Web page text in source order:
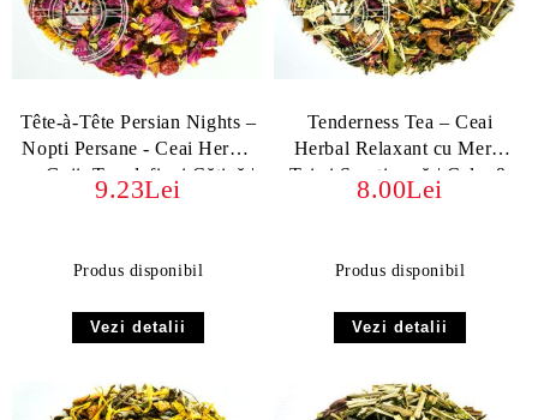
Tête-à-Tête Persian Nights –
Nopti Persane - Ceai Herbal
cu Goji, Trandafir și Cătină |
Relaxare & Revigorare
9.23Lei
Produs disponibil
Vezi detalii
Tenderness Tea – Ceai
Herbal Relaxant cu Mere,
Tei și Scorțișoară | Calm &
Delicate
8.00Lei
Produs disponibil
Vezi detalii